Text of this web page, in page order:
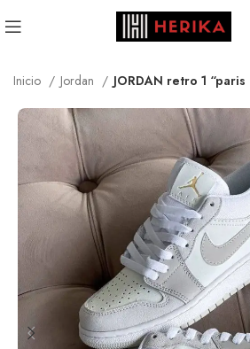
Inicio Jordan JORDAN retro 1 “paris